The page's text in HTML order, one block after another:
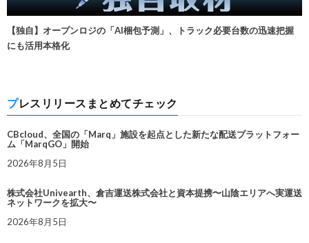
【独自】オープンロジの「AI梱包予測」、トラック必要台数の迅速把握
にも活用本格化
プレスリリースまとめてチェック
CBcloud、全国の「Marq」施設を起点とした新たな配送プラットフォー
ム「MarqGO」開始
2026年8月5日
株式会社Univearth、倉吉運送株式会社と資本提携〜山陰エリアへ実運送
ネットワークを拡大〜
2026年8月5日